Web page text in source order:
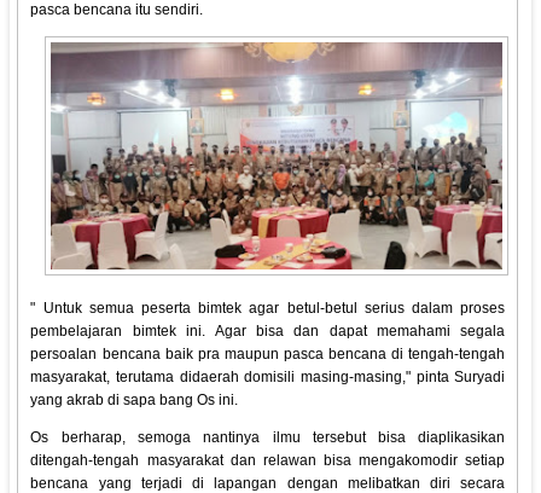
pasca bencana itu sendiri.
" Untuk semua peserta bimtek agar betul-betul serius dalam proses
pembelajaran bimtek ini. Agar bisa dan dapat memahami segala
persoalan bencana baik pra maupun pasca bencana di tengah-tengah
masyarakat, terutama didaerah domisili masing-masing," pinta Suryadi
yang akrab di sapa bang Os ini.
Os berharap, semoga nantinya ilmu tersebut bisa diaplikasikan
ditengah-tengah masyarakat dan relawan bisa mengakomodir setiap
bencana yang terjadi di lapangan dengan melibatkan diri secara